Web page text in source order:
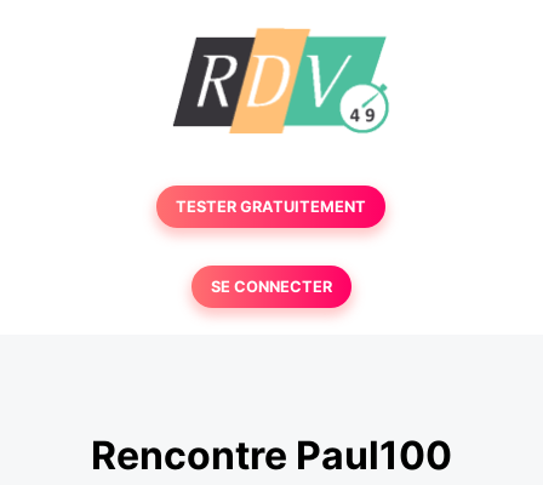
TESTER GRATUITEMENT
SE CONNECTER
Rencontre Paul100